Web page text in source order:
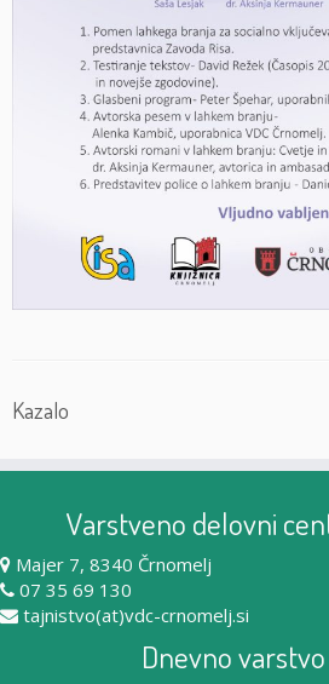
Kazalo
Varstveno delovni
Majer 7, 8340 Črnomelj
07 35 69 130
tajnistvo(at)vdc-crnomelj.si
Dnevno